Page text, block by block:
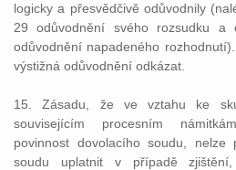
logicky a přesvědčivě odůvodnily
29 odůvodnění svého rozsudku
odůvodnění napadeného
výstižná odůvodnění odkázat.
15. Zásadu, že ve vztahu ke
souvisejícím procesním
povinnost dovolacího soudu, nelze
soudu uplatnit v případě